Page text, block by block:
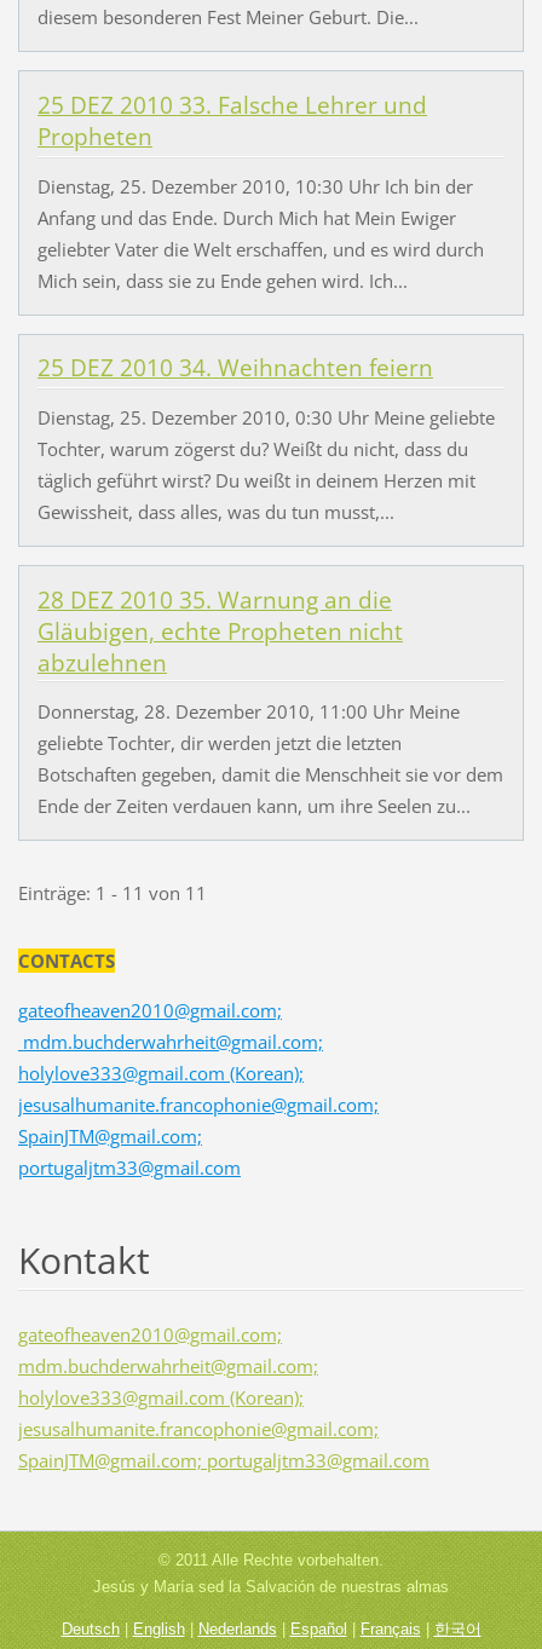
diesem besonderen Fest Meiner Geburt. Die...
25 DEZ 2010 33. Falsche Lehrer und
Propheten
Dienstag, 25. Dezember 2010, 10:30 Uhr Ich bin der
Anfang und das Ende. Durch Mich hat Mein Ewiger
geliebter Vater die Welt erschaffen, und es wird durch
Mich sein, dass sie zu Ende gehen wird. Ich...
25 DEZ 2010 34. Weihnachten feiern
Dienstag, 25. Dezember 2010, 0:30 Uhr Meine geliebte
Tochter, warum zögerst du? Weißt du nicht, dass du
täglich geführt wirst? Du weißt in deinem Herzen mit
Gewissheit, dass alles, was du tun musst,...
28 DEZ 2010 35. Warnung an die
Gläubigen, echte Propheten nicht
abzulehnen
Donnerstag, 28. Dezember 2010, 11:00 Uhr Meine
geliebte Tochter, dir werden jetzt die letzten
Botschaften gegeben, damit die Menschheit sie vor dem
Ende der Zeiten verdauen kann, um ihre Seelen zu...
Einträge: 1 - 11 von 11
CONTACTS
gateofheaven2010@gmail.com;
mdm.buchderwahrheit@gmail.com;
holylove333@gmail.com (Korean);
jesusalhumanite.francophonie@gmail.com;
SpainJTM@gmail.com;
portugaljtm33@gmail.com
Kontakt
gateofheaven2010@gmail.com;
mdm.buchderwahrheit@gmail.com;
holylove333@gmail.com (Korean);
jesusalhumanite.francophonie@gmail.com;
SpainJTM@gmail.com; portugaljtm33@gmail.com
© 2011 Alle Rechte vorbehalten.
Jesús y María sed la Salvación de nuestras almas
Deutsch|English|Nederlands| Español|Français|한국어